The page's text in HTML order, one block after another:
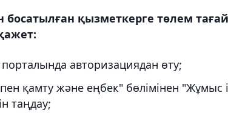
қызметкерге төлем
порталында авторизациядан өту;
қамту және еңбек" бөлімінен "Жұмыс
таңдау;